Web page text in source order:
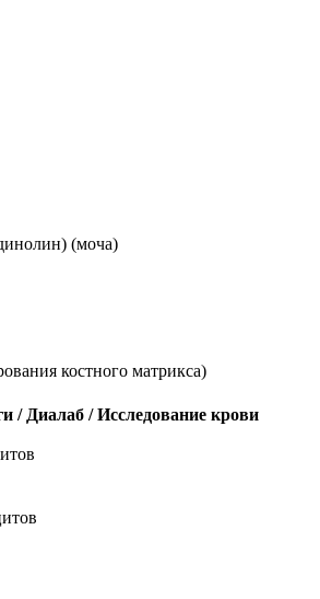
(моча)
костного матрикса)
/ Диалаб / Исследование крови